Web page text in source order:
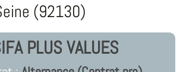
(92130)
PLUS VALUES